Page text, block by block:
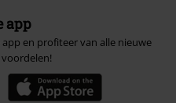
app
en profiteer van alle nieuwe